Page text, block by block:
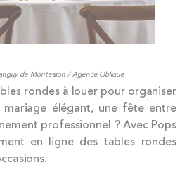
de Montesson / Agence Oblique
rondes à louer pour organiser
élégant, une fête entre
professionnel ? Avec Pops
en ligne des tables rondes